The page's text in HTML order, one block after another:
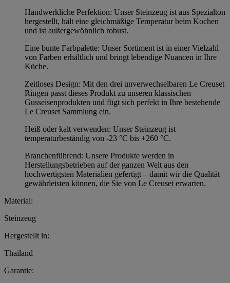
Handwerkliche Perfektion: Unser Steinzeug ist aus Spezialton
hergestellt, hält eine gleichmäßige Temperatur beim Kochen
und ist außergewöhnlich robust.
Eine bunte Farbpalette: Unser Sortiment ist in einer Vielzahl
von Farben erhältlich und bringt lebendige Nuancen in Ihre
Küche.
Zeitloses Design: Mit den drei unverwechselbaren Le Creuset
Ringen passt dieses Produkt zu unseren klassischen
Gusseisenprodukten und fügt sich perfekt in Ihre bestehende
Le Creuset Sammlung ein.
Heiß oder kalt verwenden: Unser Steinzeug ist
temperaturbeständig von -23 °C bis +260 °C.
Branchenführend: Unsere Produkte werden in
Herstellungsbetrieben auf der ganzen Welt aus den
hochwertigsten Materialien gefertigt – damit wir die Qualität
gewährleisten können, die Sie von Le Creuset erwarten.
Material:
Steinzeug
Hergestellt in:
Thailand
Garantie: